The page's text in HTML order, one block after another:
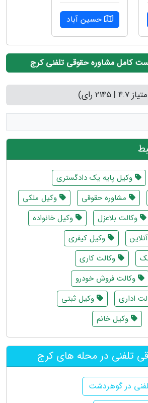
حسین آباد
کامل مشاوره حقوقی تلفنی کرج
4.7 | 2145 رای)
وکیل پایه یک دادگستری
مشاوره حقوقی
وکیل ملکی
وکالت بلاعزل
وکیل خانواده
وکیل کیفری
وکالت کاری
وکالت فروش خودرو
اداری
وکیل ثبتی
وکیل خانم
تلفنی در محله های کرج
در گوهردشت